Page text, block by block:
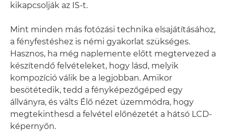
kikapcsolják az IS-t.
Mint minden más fotózási technika elsajátításához,
a fényfestéshez is némi gyakorlat szükséges.
Hasznos, ha még naplemente előtt megtervezed a
készítendő felvételeket, hogy lásd, melyik
kompozíció válik be a legjobban. Amikor
besötétedik, tedd a fényképezőgéped egy
állványra, és válts Élő nézet üzemmódra, hogy
megtekinthesd a felvétel előnézetét a hátsó LCD-
képernyőn.